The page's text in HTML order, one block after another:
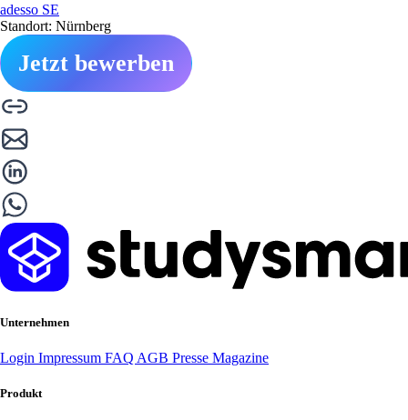
adesso SE
Standort: Nürnberg
Jetzt bewerben
Unternehmen
Login Impressum FAQ AGB Presse Magazine
Produkt